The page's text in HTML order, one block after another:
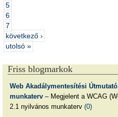
5
6
7
következő ›
utolsó »
Friss blogmarkok
Web Akadálymentesítési
munkaterv– Megjelent a WCAG
2.1 nyilvános munkaterv (0)